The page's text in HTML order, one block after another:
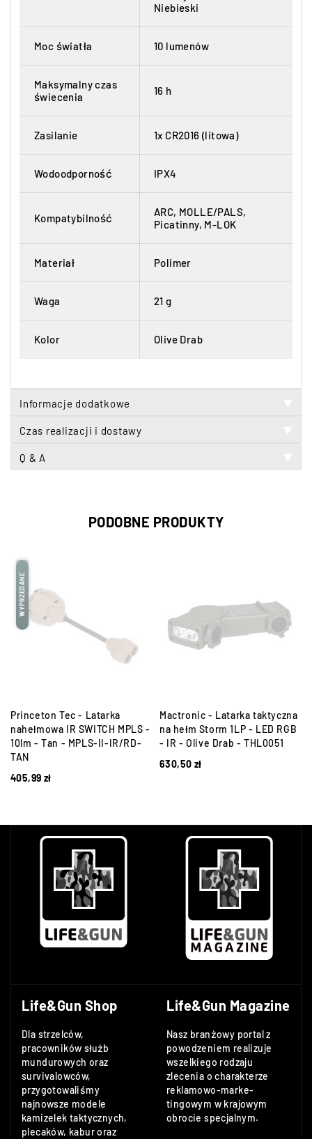
Niebieski
Moc światła 10 lumenów
Maksymalny czas
świecenia
16 h
Zasilanie 1x CR2016 (litowa)
Wodoodporność IPX4
Kompatybilność
ARC, MOLLE/PALS,
Picatinny, M-LOK
Materiał Polimer
Waga 21 g
Kolor Olive Drab
Informacje dodatkowe
Czas realizacji i dostawy
Q & A
PODOBNE PRODUKTY
WYPRZEDANE
Princeton Tec - Latarka
nahełmowa IR SWITCH MPLS -
10lm - Tan - MPLS-II-IR/RD-
TAN
405,99 zł
Mactronic - Latarka taktyczna
na hełm Storm 1LP - LED RGB
- IR - Olive Drab - THL0051
630,50 zł
Life&Gun Shop
Dla strzelców,
pracowników służb
mundurowych oraz
survivalowców,
przygotowaliśmy
najnowsze modele
kamizelek taktycznych,
plecaków, kabur oraz
Life&Gun Magazine
Nasz branżowy portal z
powodzeniem realizuje
wszelkiego rodzaju
zlecenia o charakterze
reklamowo-marke-
tingowym w krajowym
obrocie specjalnym.